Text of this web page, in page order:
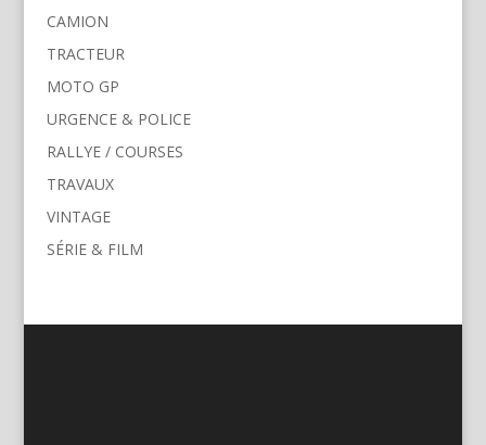
CAMION
TRACTEUR
MOTO GP
URGENCE & POLICE
RALLYE / COURSES
TRAVAUX
VINTAGE
SÉRIE & FILM